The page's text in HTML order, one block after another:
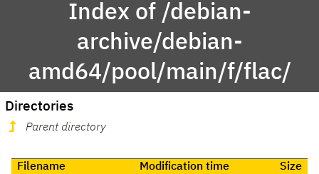
Index of /debian-
archive/debian-
amd64/pool/main/f/flac/
Directories
Parent directory
Filename Modification time
Size